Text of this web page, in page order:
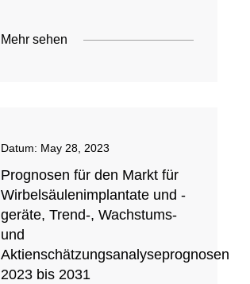
Mehr sehen
Datum: May 28, 2023
Prognosen für den Markt für
Wirbelsäulenimplantate und -
geräte, Trend-, Wachstums-
und
Aktienschätzungsanalyseprognosen
2023 bis 2031